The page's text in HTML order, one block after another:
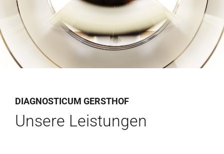
Für Ärzte
Aktuelles
Termin/Wartezeiten
Kontakt
DIAGNOSTICUM GERSTHOF
Unsere Leistungen